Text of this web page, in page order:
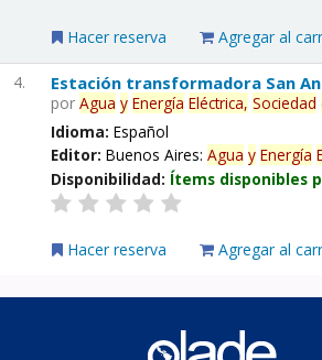
Hacer reserva Agregar al
4. Estación transformadora San
porAgua y Energía Eléctrica, Sociedad
Idioma:Español
Editor:Buenos Aires:Agua y Energía
Disponibilidad: Ítems disponibles
Hacer reserva Agregar al